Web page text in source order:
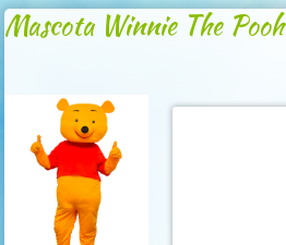
Mascota Winnie The Pooh